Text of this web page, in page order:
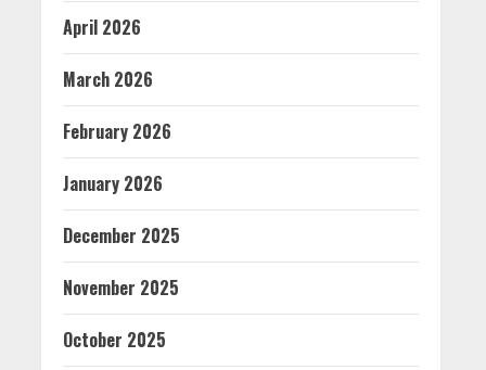
April 2026
March 2026
February 2026
January 2026
December 2025
November 2025
October 2025